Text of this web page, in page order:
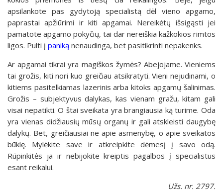
apsilankote pas gydytoją specialistą dėl vieno apgamo,
paprastai apžiūrimi ir kiti apgamai. Nereikėtų išsigąsti jei
pamatote apgamo pokyčių, tai dar nereiškia kažkokios rimtos
ligos. Pulti į paniką nenaudinga, bet pasitikrinti nepakenks.
Ar apgamai tikrai yra magiškos žymės? Abejojame. Vieniems
tai grožis, kiti nori kuo greičiau atsikratyti. Vieni nejudinami, o
kitiems pasitelkiamas lazerinis arba kitoks apgamų šalinimas.
Grožis – subjektyvus dalykas, kas vienam gražu, kitam gali
visai nepatikti. O štai sveikata yra brangiausia ką turime. Oda
yra vienas didžiausių mūsų organų ir gali atskleisti daugybę
dalykų. Bet, greičiausiai ne apie asmenybę, o apie sveikatos
būklę. Mylėkite save ir atkreipkite dėmesį į savo odą.
Rūpinkitės ja ir nebijokite kreiptis pagalbos į specialistus
esant reikalui.
Užs. nr. 2797.